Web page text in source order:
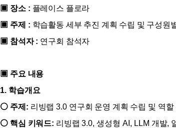
▣ 장소 : 플레이스 플로라
▣ 주제 : 학습활동 세부 추진 계획 수립 및 구성원
▣ 참석자: 연구회 참석자
▣ 주요 내용
1. 학습개요
⚪ 주제 : 리빙랩3.0 연구회 운영 계획 수립 및 역할
⚪ 핵심 키워드: 리빙랩3.0,생성형 AI, LLM 개발,